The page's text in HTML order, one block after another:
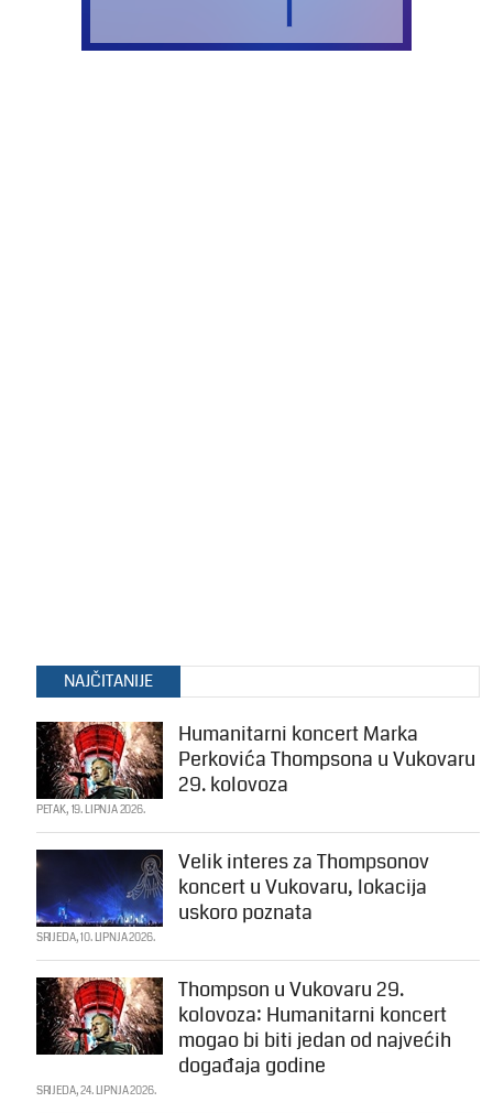
NAJČITANIJE
Humanitarni koncert Marka
Perkovića Thompsona u Vukovaru
29. kolovoza
PETAK, 19. LIPNJA 2026.
Velik interes za Thompsonov
koncert u Vukovaru, lokacija
uskoro poznata
SRIJEDA, 10. LIPNJA 2026.
Thompson u Vukovaru 29.
kolovoza: Humanitarni koncert
mogao bi biti jedan od najvećih
događaja godine
SRIJEDA, 24. LIPNJA 2026.